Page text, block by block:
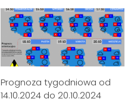
Prognoza tygodniowa od
14.10.2024 do 20.10.2024